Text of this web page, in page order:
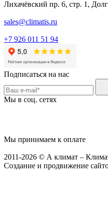
Лихачёвский пр. 6, стр. 1,
sales@climatis.ru
+7 926 011 51 94
Подписаться на нас
Мы в соц. сетях
Мы принимаем к оплате
2011-2026 © А климат –
Создание и продвижение